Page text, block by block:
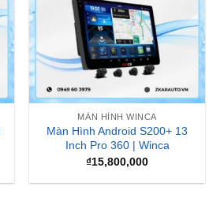
MÀN HÌNH WINCA
Màn Hình Android S200+ 13
Inch Pro 360 | Winca
₫15,800,000